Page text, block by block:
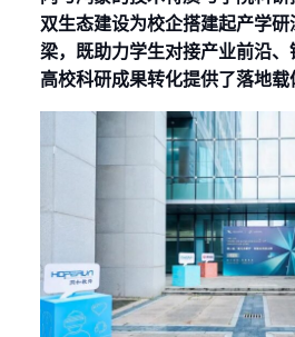
双生态建设为校企搭建起产学
梁，既助力学生对接产业前沿
高校科研成果转化提供了落地载